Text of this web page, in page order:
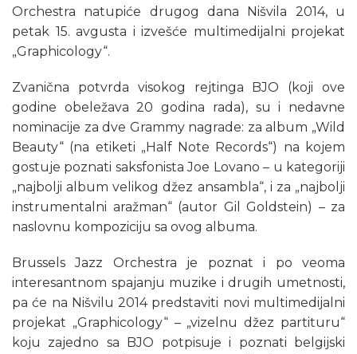
Orchestra natupiće drugog dana Nišvila 2014, u
petak 15. avgusta i izvešće multimedijalni projekat
„Graphicology“.
Zvanična potvrda visokog rejtinga BJO (koji ove
godine obeležava 20 godina rada), su i nedavne
nominacije za dve Grammy nagrade: za album „Wild
Beauty“ (na etiketi „Half Note Records“) na kojem
gostuje poznati saksfonista Joe Lovano – u kategoriji
„najbolji album velikog džez ansambla“, i za „najbolji
instrumentalni aražman“ (autor Gil Goldstein) – za
naslovnu kompoziciju sa ovog albuma.
Brussels Jazz Orchestra je poznat i po veoma
interesantnom spajanju muzike i drugih umetnosti,
pa će na Nišvilu 2014 predstaviti novi multimedijalni
projekat „Graphicology“ – „vizelnu džez partituru“
koju zajedno sa BJO potpisuje i poznati belgijski